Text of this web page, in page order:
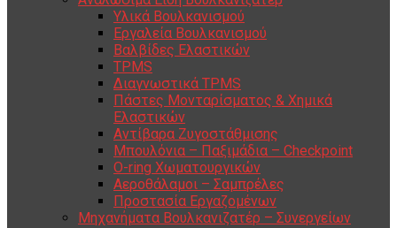
Υλικά Βουλκανισμού
Εργαλεία Βουλκανισμού
Βαλβίδες Ελαστικών
TPMS
Διαγνωστικά TPMS
Πάστες Μονταρίσματος & Χημικά
Ελαστικών
Αντίβαρα Ζυγοστάθμισης
Μπουλόνια – Παξιμάδια – Checkpoint
O-ring Χωματουργικών
Αεροθάλαμοι – Σαμπρέλες
Προστασία Εργαζομένων
Μηχανήματα Βουλκανιζατέρ – Συνεργείων